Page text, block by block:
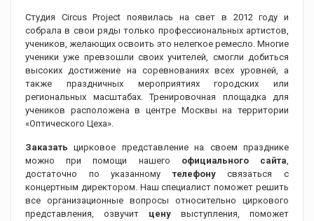
Студия Circus Project появилась на свет в 2012 году и
собрала в свои ряды только профессиональных артистов,
учеников, желающих освоить это нелегкое ремесло. Многие
ученики уже превзошли своих учителей, смогли добиться
высоких достижение на соревнованиях всех уровней, а
также праздничных мероприятиях городских или
региональных масштабах. Тренировочная площадка для
учеников расположена в центре Москвы на территории
«Оптического Цеха».
Заказать цирковое представление на своем празднике
можно при помощи нашего официального сайта,
достаточно по указанномутелефонусвязаться с
концертным директором. Наш специалист поможет решить
все организационные вопросы относительно циркового
представления, озвучит цену выступления, поможет